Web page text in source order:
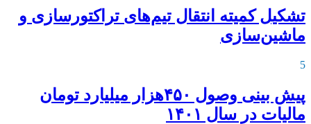
تشکیل کمیته انتقال تیم‌های تراکتورسازی و
ماشین‌سازی
5
پیش بینی وصول ۴۵۰هزار میلیارد تومان
مالیات در سال ۱۴۰۱